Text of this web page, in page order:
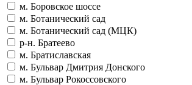
м. Боровское шоссе
м. Ботанический сад
м. Ботанический сад (МЦК)
р-н. Братеево
м. Братиславская
м. Бульвар Дмитрия Донского
м. Бульвар Рокоссовского